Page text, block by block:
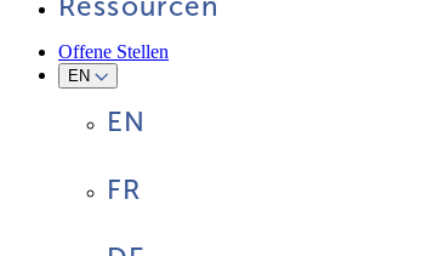
Ressourcen
Offene Stellen
EN
EN
FR